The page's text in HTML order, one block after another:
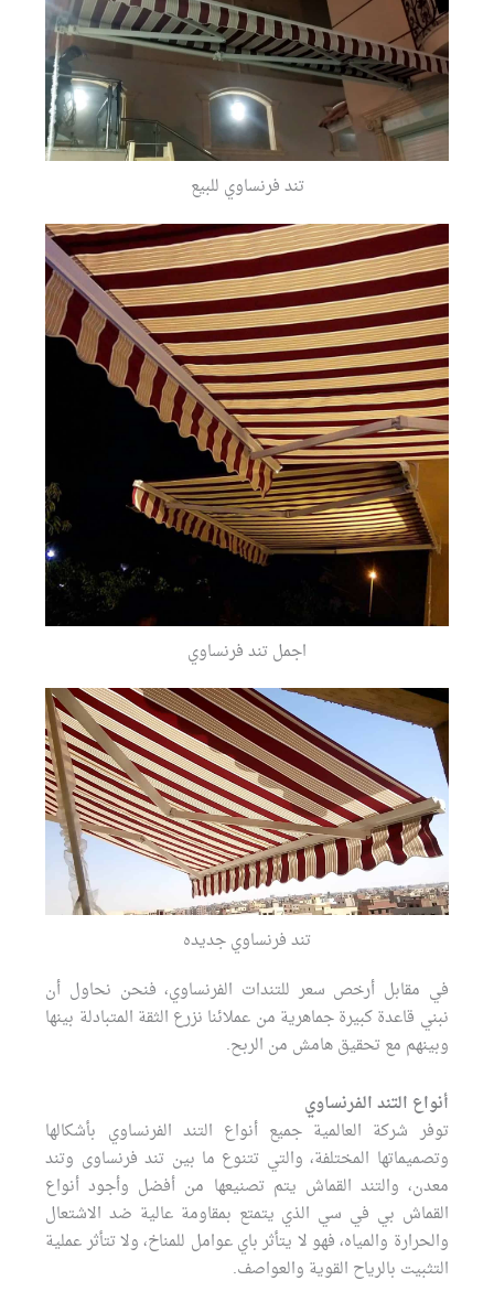
تند فرنساوي للبيع
اجمل تند فرنساوي
تند فرنساوي جديده
في مقابل أرخص سعر للتندات الفرنساوي، فنحن نحاول أن
نبني قاعدة كبيرة جماهرية من عملائنا نزرع الثقة المتبادلة بينها
وبينهم مع تحقيق هامش من الربح.
أنواع التند الفرنساوي
توفر شركة العالمية جميع أنواع التند الفرنساوي بأشكالها
وتصميماتها المختلفة، والتي تتنوع ما بين تند فرنساوى وتند
معدن، والتند القماش يتم تصنيعها من أفضل وأجود أنواع
القماش بي في سي الذي يتمتع بمقاومة عالية ضد الاشتعال
والحرارة والمياه، فهو لا يتأثر باي عوامل للمناخ، ولا تتأثر عملية
التثبيت بالرياح القوية والعواصف.